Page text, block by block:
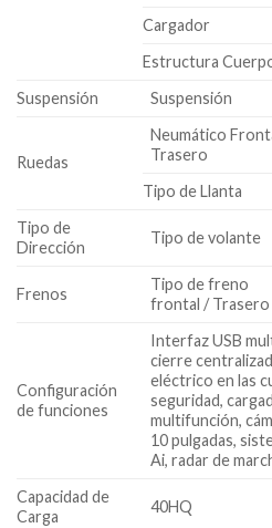
Cargador
Estructura
Suspensión
Suspensión
Ruedas
Neumático
Trasero
Tipo de Llanta
Tipo de
Dirección
Tipo de volante
Frenos
Tipo de freno
frontal / Trasero
Configuración
de funciones
Interfaz USB
cierre
eléctrico en las
seguridad,
multifunción,
10 pulgadas,
Ai, radar de
Capacidad de
Carga
40HQ